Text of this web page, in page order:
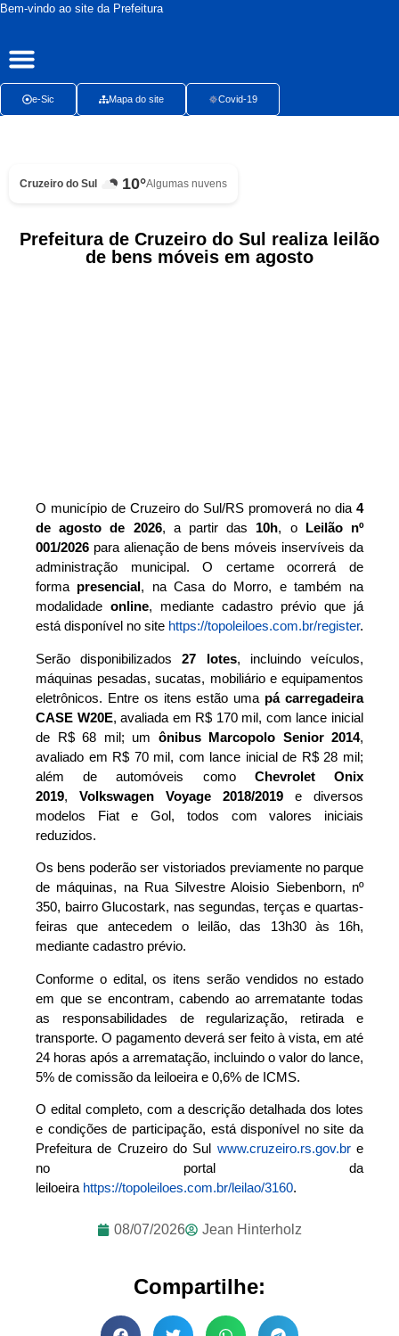
Bem-vindo ao site da Prefeitura
e-Sic Mapa do site Covid-19
Cruzeiro do Sul 10°Algumas nuvens
Prefeitura de Cruzeiro do Sul realiza leilão
de bens móveis em agosto
O município de Cruzeiro do Sul/RS promoverá no dia 4
de agosto de 2026, a partir das 10h, o Leilão nº
001/2026 para alienação de bens móveis inservíveis da
administração municipal. O certame ocorrerá de
forma presencial, na Casa do Morro, e também na
modalidade online, mediante cadastro prévio que já
está disponível no site https://topoleiloes.com.br/register.
Serão disponibilizados27 lotes, incluindo veículos,
máquinas pesadas, sucatas, mobiliário e equipamentos
eletrônicos. Entre os itens estão uma pá carregadeira
CASE W20E, avaliada em R$ 170 mil, com lance inicial
de R$ 68 mil; um ônibus Marcopolo Senior 2014,
avaliado em R$ 70 mil, com lance inicial de R$ 28 mil;
além de automóveis como Chevrolet Onix
2019, Volkswagen Voyage 2018/2019 e diversos
modelos Fiat e Gol, todos com valores iniciais
reduzidos.
Os bens poderão ser vistoriados previamente no parque
de máquinas, na Rua Silvestre Aloisio Siebenborn, nº
350, bairro Glucostark, nas segundas, terças e quartas-
feiras que antecedem o leilão, das 13h30 às 16h,
mediante cadastro prévio.
Conforme o edital, os itens serão vendidos no estado
em que se encontram, cabendo ao arrematante todas
as responsabilidades de regularização, retirada e
transporte. O pagamento deverá ser feito à vista, em até
24 horas após a arrematação, incluindo o valor do lance,
5% de comissão da leiloeira e 0,6% de ICMS.
O edital completo, com a descrição detalhada dos lotes
e condições de participação, está disponível no site da
Prefeitura de Cruzeiro do Sul www.cruzeiro.rs.gov.bre
no portal da
leiloeira https://topoleiloes.com.br/leilao/3160.
08/07/2026 Jean Hinterholz
Compartilhe: